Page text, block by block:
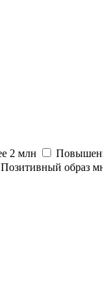
2 млн
Позитивный образ